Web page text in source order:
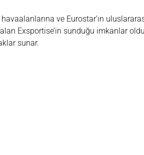
ve Eurostar’ın
alan Exsportise’in sunduğu imkanlar
sunar.